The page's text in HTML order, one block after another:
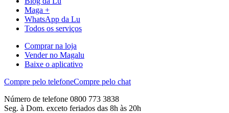
Maga +
WhatsApp da Lu
Todos os serviços
Comprar na loja
Vender no Magalu
Baixe o aplicativo
Compre pelo telefoneCompre pelo chat
Número de telefone 0800 773 3838
Seg. à Dom. exceto feriados das 8h às 20h